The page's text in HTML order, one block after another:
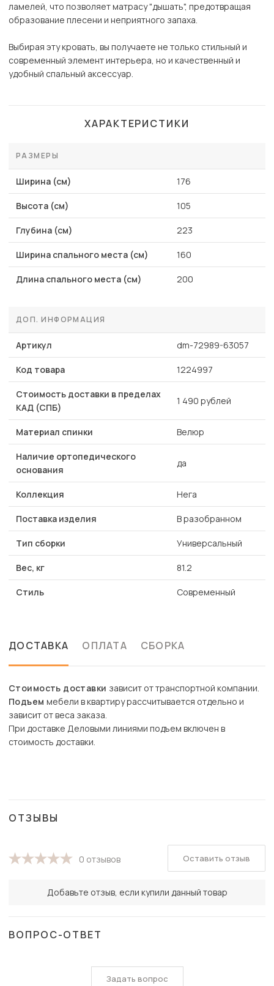
ламелей, что позволяет матрасу "дышать", предотвращая
образование плесени и неприятного запаха.
Выбирая эту кровать, вы получаете не только стильный и
современный элемент интерьера, но и качественный и
удобный спальный аксессуар.
ХАРАКТЕРИСТИКИ
РАЗМЕРЫ
Ширина (см) 176
Высота (см) 105
Глубина (см) 223
Ширина спального места (см) 160
Длина спального места (см) 200
ДОП. ИНФОРМАЦИЯ
Артикул dm-72989-63057
Код товара 1224997
Стоимость доставки в пределах
КАД (СПБ)
1 490 рублей
Материал спинки Велюр
Наличие ортопедического
основания
да
Коллекция Нега
Поставка изделия В разобранном
Тип сборки Универсальный
Вес, кг 81.2
Стиль Современный
ДОСТАВКА ОПЛАТА СБОРКА
Стоимость доставки зависит от транспортной компании.
Подъем мебели в квартиру рассчитывается отдельно и
зависит от веса заказа.
При доставке Деловыми линиями подъем включен в
стоимость доставки.
ОТЗЫВЫ
0 отзывов
Добавьте отзыв, если купили данный товар
Оставить отзыв
ВОПРОС-ОТВЕТ
Задать вопрос